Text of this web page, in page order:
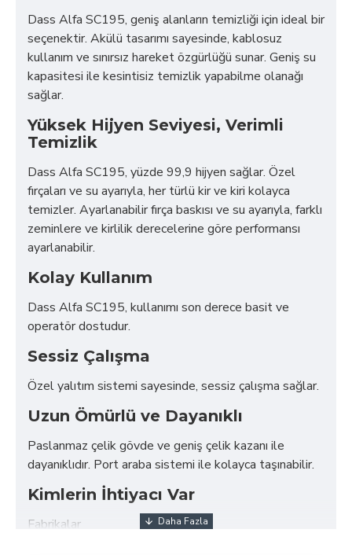
Dass Alfa SC195, geniş alanların temizliği için ideal bir
seçenektir. Akülü tasarımı sayesinde, kablosuz
kullanım ve sınırsız hareket özgürlüğü sunar. Geniş su
kapasitesi ile kesintisiz temizlik yapabilme olanağı
sağlar.
Yüksek Hijyen Seviyesi, Verimli
Temizlik
Dass Alfa SC195, yüzde 99,9 hijyen sağlar. Özel
fırçaları ve su ayarıyla, her türlü kir ve kiri kolayca
temizler. Ayarlanabilir fırça baskısı ve su ayarıyla, farklı
zeminlere ve kirlilik derecelerine göre performansı
ayarlanabilir.
Kolay Kullanım
Dass Alfa SC195, kullanımı son derece basit ve
operatör dostudur.
Sessiz Çalışma
Özel yalıtım sistemi sayesinde, sessiz çalışma sağlar.
Uzun Ömürlü ve Dayanıklı
Paslanmaz çelik gövde ve geniş çelik kazanı ile
dayanıklıdır. Port araba sistemi ile kolayca taşınabilir.
Kimlerin İhtiyacı Var
Fabrikalar